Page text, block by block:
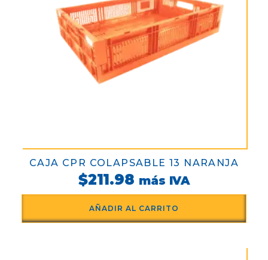
CAJA CPR COLAPSABLE 13 NARANJA
$211.98 más IVA
AÑADIR AL CARRITO